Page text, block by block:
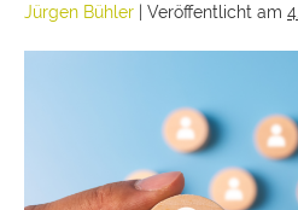
Jürgen Bühler Veröffentlicht am